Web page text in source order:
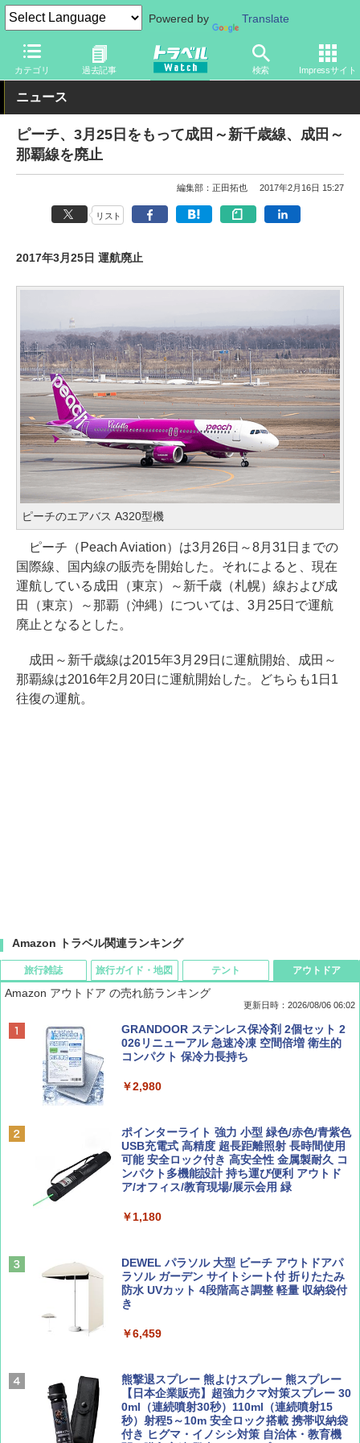
Powered by Translate
カテゴリ 過去記事 検索 Impressサイト
トラベル Watch 地域 国内旅行 北海道
ニュース
ピーチ、3月25日をもって成田～新千歳線、成田～
那覇線を廃止
編集部：正田拓也 2017年2月16日 15:27
リスト
2017年3月25日 運航廃止
ピーチのエアバス A320型機
ピーチ（Peach Aviation）は3月26日～8月31日までの
国際線、国内線の販売を開始した。それによると、現在
運航している成田（東京）～新千歳（札幌）線および成
田（東京）～那覇（沖縄）については、3月25日で運航
廃止となるとした。
成田～新千歳線は2015年3月29日に運航開始、成田～
那覇線は2016年2月20日に運航開始した。どちらも1日1
往復の運航。
Amazon トラベル関連ランキング
旅行雑誌
ディズニーファン ２０２６年 ９月号 [雑
誌] (ＤＩＳＮＥＹ ＦＡＮ)
Coyote No.89 特集 星野道夫 夢見る旅
￥1,540
￥1,540
AIRLINE（エアライン）2026年9月号【特
￥1,760
BE-PAL(ビ-パル) 2026年 9 月号【特別付録:
旅行ガイド・地図
D40 地球の歩き方 チェンマイ タイ北部の魅
力的な町 2026～2027 地球の歩き方D アジア
A09 地球の歩き方 イタリア 2026～2027 地
球の歩き方A ヨーロッパ
￥2,479
パ
￥2,277
地球の歩き方 スター・ウォーズ
新しい日本地理 地図・統計・移動から読み
テント
[キャンパーズコレクション 山善] ポップアッ
プテント 傘みたいに広げて畳める パッとサ
ッとサンシェード キューブ フルクローズ メ
&ハイキング カーキ PATC-150(KH)
PYKES PEAK (パイクスピーク) 着替えテン
ト プライバシー テント 【中が透けない】 1
人用 折りたたみ 防災グッズ 災害用トイレ ビ
易 トイレテント (オリーブ)
ENDLESS BASE 《めざましテレビで紹介》
テント ワンタッチ RENEW 幅200 2-3人用 43
[キャンパーズコレクション 山善] 傘みたいに
広げるだけ パッとサッとテント ブラックコ
ーティング フルクローズ メッシュ 3-4人用
簡単設置 ポップアップテント エクルベージ
アウトドア
Amazon アウトドア の売れ筋ランキング
更新日時：2026/08/06 06:02
GRANDOOR ステンレス保冷剤 2個セット 2
026リニューアル 急速冷凍 空間倍増 衛生的
コンパクト 保冷力長持ち
￥2,980
ポインターライト 強力 小型 緑色/赤色/青紫色
USB充電式 高精度 超長距離照射 長時間使用
可能 安全ロック付き 高安全性 金属製耐久 コ
ンパクト多機能設計 持ち運び便利 アウトド
ア/オフィス/教育現場/展示会用 緑
￥1,180
DEWEL パラソル 大型 ビーチ アウトドアパ
ラソル ガーデン サイトシート付 折りたたみ
防水 UVカット 4段階高さ調整 軽量 収納袋付
き
￥6,459
熊撃退スプレー 熊よけスプレー 熊スプレー
【日本企業販売】超強力クマ対策スプレー 30
0ml（連続噴射30秒）110ml（連続噴射15
秒）射程5～10m 安全ロック搭載 携帯収納袋
付き ヒグマ・イノシシ対策 自治体・教育機